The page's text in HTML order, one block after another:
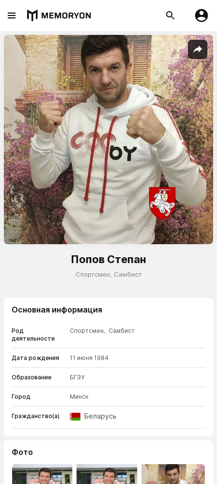
Попов Степан
Спортсмен, Самбист
Основная информация
Род
деятельности
Спортсмен, Самбист
Дата рождения 11 июня 1984
Образование БГЭУ
Город Минск
Гражданство(а) Беларусь
Фото